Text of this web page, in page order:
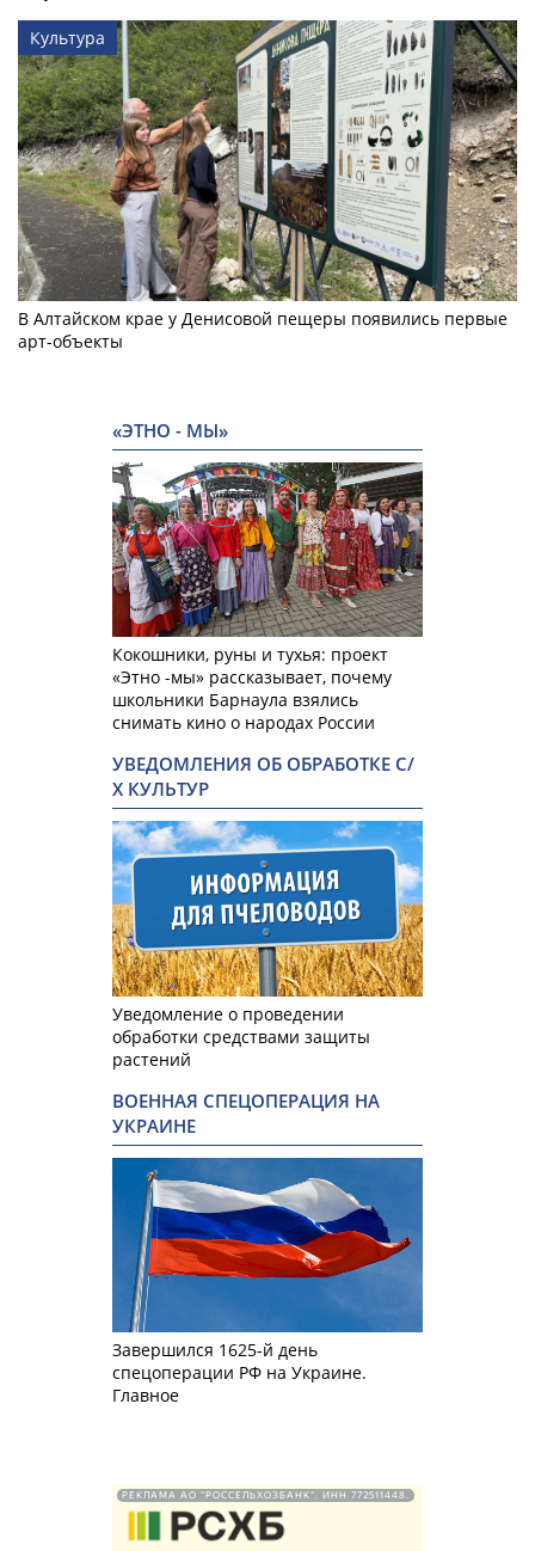
Культура
В Алтайском крае у Денисовой пещеры появились первые
арт-объекты
«ЭТНО - МЫ»
Кокошники, руны и тухья: проект
«Этно -мы» рассказывает, почему
школьники Барнаула взялись
снимать кино о народах России
УВЕДОМЛЕНИЯ ОБ ОБРАБОТКЕ С/
Х КУЛЬТУР
Уведомление о проведении
обработки средствами защиты
растений
ВОЕННАЯ СПЕЦОПЕРАЦИЯ НА
УКРАИНЕ
Завершился 1625-й день
спецоперации РФ на Украине.
Главное
РЕКЛАМА АО "РОССЕЛЬХОЗБАНК". ИНН 772511448.